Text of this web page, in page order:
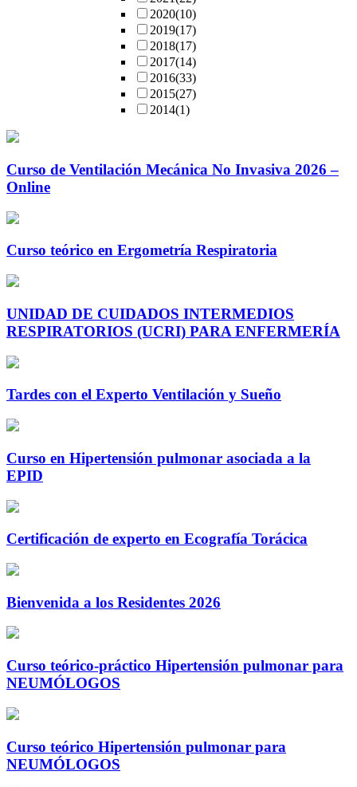
2020(10)
2019(17)
2018(17)
2017(14)
2016(33)
2015(27)
2014(1)
Curso de Ventilación Mecánica No Invasiva 2026 –
Online
Curso teórico en Ergometría Respiratoria
UNIDAD DE CUIDADOS INTERMEDIOS
RESPIRATORIOS (UCRI) PARA ENFERMERÍA
Tardes con el Experto Ventilación y Sueño
Curso en Hipertensión pulmonar asociada a la
EPID
Certificación de experto en Ecografía Torácica
Bienvenida a los Residentes 2026
Curso teórico-práctico Hipertensión pulmonar para
NEUMÓLOGOS
Curso teórico Hipertensión pulmonar para
NEUMÓLOGOS